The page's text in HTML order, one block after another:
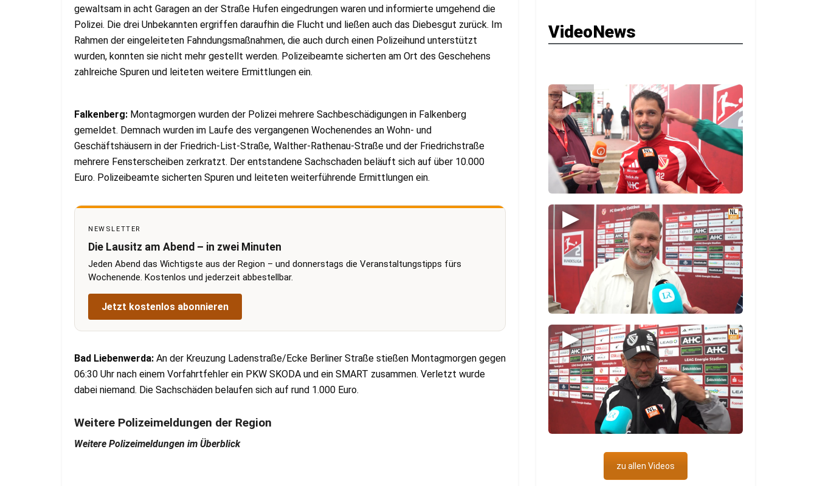
gewaltsam in acht Garagen an der Straße Hufen eingedrungen waren und informierte umgehend die
Polizei. Die drei Unbekannten ergriffen daraufhin die Flucht und ließen auch das Diebesgut zurück. Im
Rahmen der eingeleiteten Fahndungsmaßnahmen, die auch durch einen Polizeihund unterstützt
wurden, konnten sie nicht mehr gestellt werden. Polizeibeamte sicherten am Ort des Geschehens
zahlreiche Spuren und leiteten weitere Ermittlungen ein.
Falkenberg: Montagmorgen wurden der Polizei mehrere Sachbeschädigungen in Falkenberg
gemeldet. Demnach wurden im Laufe des vergangenen Wochenendes an Wohn- und
Geschäftshäusern in der Friedrich-List-Straße, Walther-Rathenau-Straße und der Friedrichstraße
mehrere Fensterscheiben zerkratzt. Der entstandene Sachschaden beläuft sich auf über 10.000
Euro. Polizeibeamte sicherten Spuren und leiteten weiterführende Ermittlungen ein.
NEWSLETTER
Die Lausitz am Abend – in zwei Minuten
Jeden Abend das Wichtigste aus der Region – und donnerstags die Veranstaltungstipps fürs
Wochenende. Kostenlos und jederzeit abbestellbar.
Jetzt kostenlos abonnieren
Bad Liebenwerda: An der Kreuzung Ladenstraße/Ecke Berliner Straße stießen Montagmorgen gegen
06:30 Uhr nach einem Vorfahrtfehler ein PKW SKODA und ein SMART zusammen. Verletzt wurde
dabei niemand. Die Sachschäden belaufen sich auf rund 1.000 Euro.
Weitere Polizeimeldungen der Region
Weitere Polizeimeldungen im Überblick
VideoNews
▶
▶
▶
zu allen Videos